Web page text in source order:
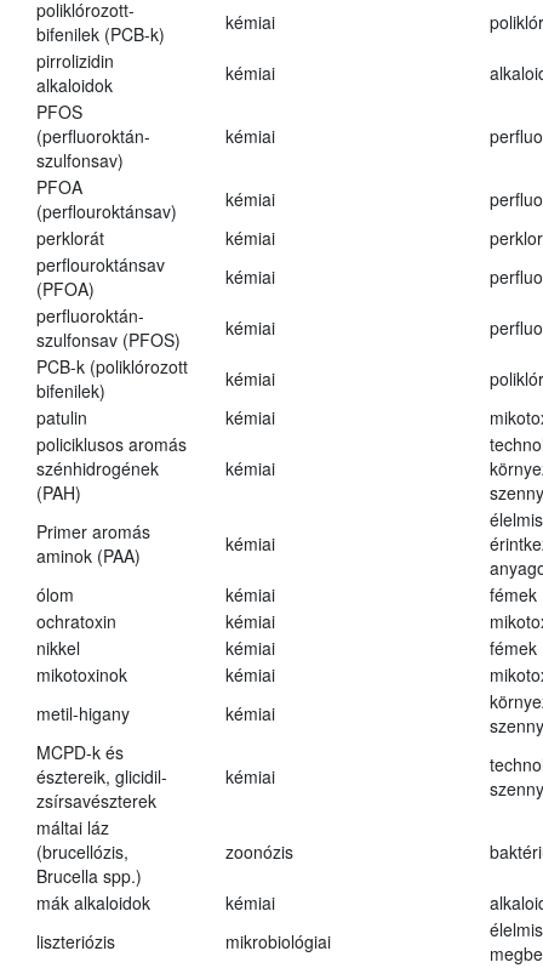
poliklórozott-
bifenilek (PCB-k)
kémiai
pirrolizidin
alkaloidok
kémiai
PFOS
(perfluoroktán-
szulfonsav)
kémiai
PFOA
(perflouroktánsav)
kémiai
perklorát
kémiai
perflouroktánsav
(PFOA)
kémiai
perfluoroktán-
szulfonsav (PFOS)
kémiai
PCB-k (poliklórozott
bifenilek)
kémiai
patulin
kémiai
policiklusos aromás
szénhidrogének
(PAH)
kémiai
Primer aromás
aminok (PAA)
kémiai
ólom
kémiai
fémek
ochratoxin
kémiai
nikkel
kémiai
fémek
mikotoxinok
kémiai
metil-higany
kémiai
MCPD-k és
észtereik, glicidil-
zsírsavészterek
kémiai
máltai láz
(brucellózis,
Brucella spp.)
zoonózis
mák alkaloidok kémiai
liszteriózis
mikrobiológiai